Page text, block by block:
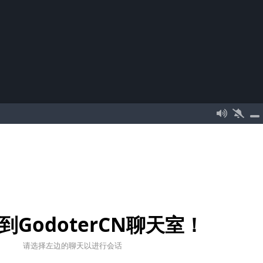
GodoterCN聊天室！
请选择左边的聊天以进行会话